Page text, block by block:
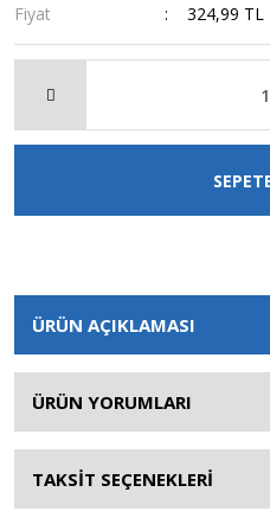
Fiyat
324,99 TL
ÜRÜN AÇIKLAMASI
ÜRÜN YORUMLARI
TAKSİT SEÇENEKLERİ